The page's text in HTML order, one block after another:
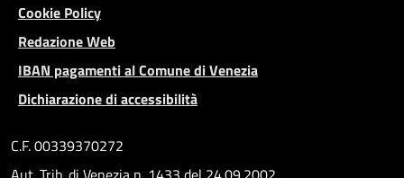
Cookie Policy
Redazione Web
IBAN pagamenti al Comune di Venezia
Dichiarazione di accessibilità
C.F. 00339370272